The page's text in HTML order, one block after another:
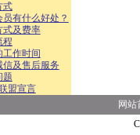
式
员有什么好处？
式及费率
程
工作时间
信及售后服务
题
盟宣言
网站